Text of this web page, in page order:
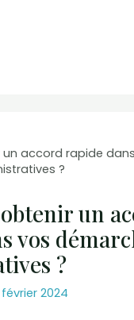
accord rapide
?
un
vos
?
2024